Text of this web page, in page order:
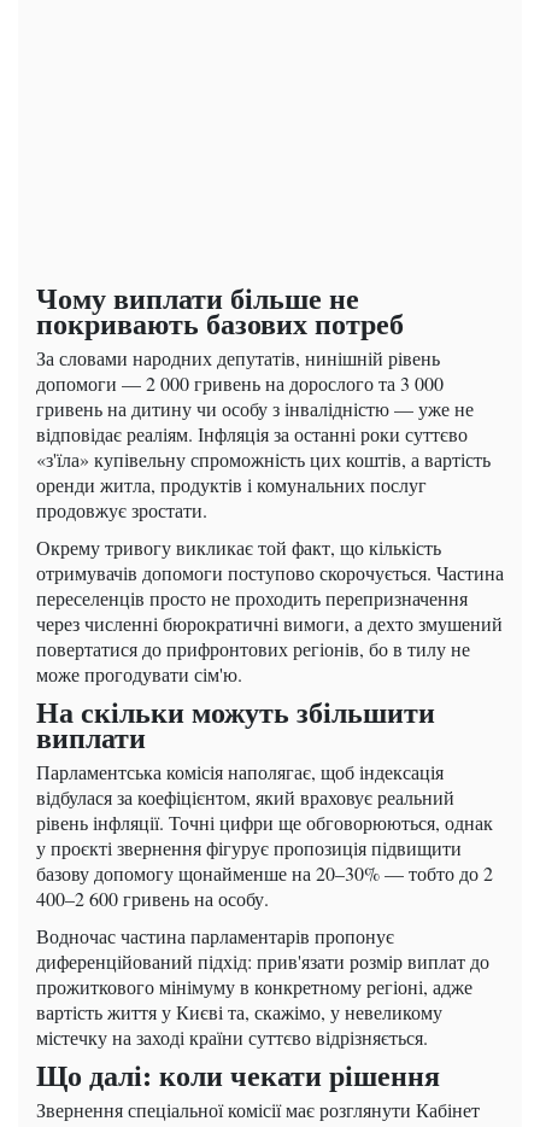
Чому виплати більше не
покривають базових потреб
За словами народних депутатів, нинішній рівень
допомоги — 2 000 гривень на дорослого та 3 000
гривень на дитину чи особу з інвалідністю — уже не
відповідає реаліям. Інфляція за останні роки суттєво
«з'їла» купівельну спроможність цих коштів, а вартість
оренди житла, продуктів і комунальних послуг
продовжує зростати.
Окрему тривогу викликає той факт, що кількість
отримувачів допомоги поступово скорочується. Частина
переселенців просто не проходить перепризначення
через численні бюрократичні вимоги, а дехто змушений
повертатися до прифронтових регіонів, бо в тилу не
може прогодувати сім'ю.
На скільки можуть збільшити
виплати
Парламентська комісія наполягає, щоб індексація
відбулася за коефіцієнтом, який враховує реальний
рівень інфляції. Точні цифри ще обговорюються, однак
у проєкті звернення фігурує пропозиція підвищити
базову допомогу щонайменше на 20–30% — тобто до 2
400–2 600 гривень на особу.
Водночас частина парламентарів пропонує
диференційований підхід: прив'язати розмір виплат до
прожиткового мінімуму в конкретному регіоні, адже
вартість життя у Києві та, скажімо, у невеликому
містечку на заході країни суттєво відрізняється.
Що далі: коли чекати рішення
Звернення спеціальної комісії має розглянути Кабінет